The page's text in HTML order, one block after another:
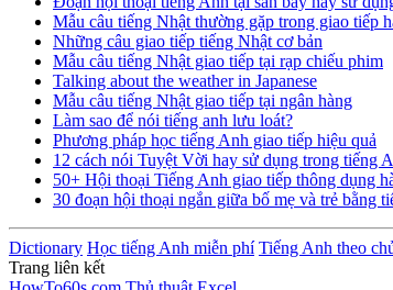
Mẫu câu tiếng Nhật thường gặp trong giao tiếp
Những câu giao tiếp tiếng Nhật cơ bản
Mẫu câu tiếng Nhật giao tiếp tại rạp chiếu phim
Talking about the weather in Japanese
Mẫu câu tiếng Nhật giao tiếp tại ngân hàng
Làm sao để nói tiếng anh lưu loát?
Phương pháp học tiếng Anh giao tiếp hiệu quả
12 cách nói Tuyệt Vời hay sử dụng trong tiếng
50+ Hội thoại Tiếng Anh giao tiếp thông dụng
30 đoạn hội thoại ngắn giữa bố mẹ và trẻ bằng
Dictionary Học tiếng Anh miễn phí Tiếng Anh theo
Trang liên kết